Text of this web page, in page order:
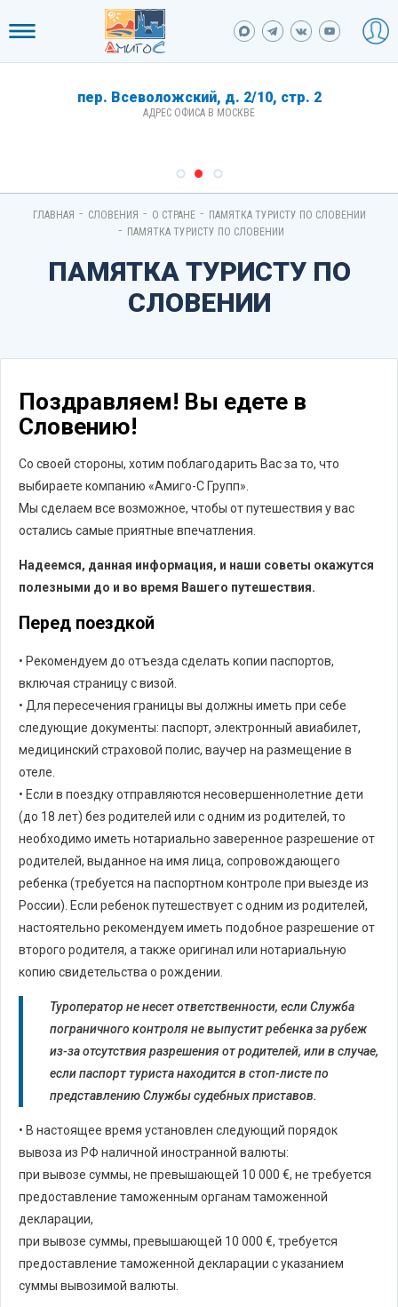
пер. Всеволожский, д. 2/10, стр. 2
АДРЕС ОФИСА В МОСКВЕ
ГЛАВНАЯ - СЛОВЕНИЯ - О СТРАНЕ - ПАМЯТКА ТУРИСТУ ПО СЛОВЕНИИ
- ПАМЯТКА ТУРИСТУ ПО СЛОВЕНИИ
ПАМЯТКА ТУРИСТУ ПО
СЛОВЕНИИ
Поздравляем! Вы едете в
Словению!
Со своей стороны, хотим поблагодарить Вас за то, что
выбираете компанию «Амиго-С Групп».
Мы сделаем все возможное, чтобы от путешествия у вас
остались самые приятные впечатления.
Надеемся, данная информация, и наши советы окажутся
полезными до и во время Вашего путешествия.
Перед поездкой
• Рекомендуем до отъезда сделать копии паспортов,
включая страницу с визой.
• Для пересечения границы вы должны иметь при себе
следующие документы: паспорт, электронный авиабилет,
медицинский страховой полис, ваучер на размещение в
отеле.
• Если в поездку отправляются несовершеннолетние дети
(до 18 лет) без родителей или с одним из родителей, то
необходимо иметь нотариально заверенное разрешение от
родителей, выданное на имя лица, сопровождающего
ребенка (требуется на паспортном контроле при выезде из
России). Если ребенок путешествует с одним из родителей,
настоятельно рекомендуем иметь подобное разрешение от
второго родителя, а также оригинал или нотариальную
копию свидетельства о рождении.
Туроператор не несет ответственности, если Служба
пограничного контроля не выпустит ребенка за рубеж
из-за отсутствия разрешения от родителей, или в случае,
если паспорт туриста находится в стоп-листе по
представлению Службы судебных приставов.
• В настоящее время установлен следующий порядок
вывоза из РФ наличной иностранной валюты:
при вывозе суммы, не превышающей 10 000 €, не требуется
предоставление таможенным органам таможенной
декларации,
при вывозе суммы, превышающей 10 000 €, требуется
предоставление таможенной декларации с указанием
суммы вывозимой валюты.